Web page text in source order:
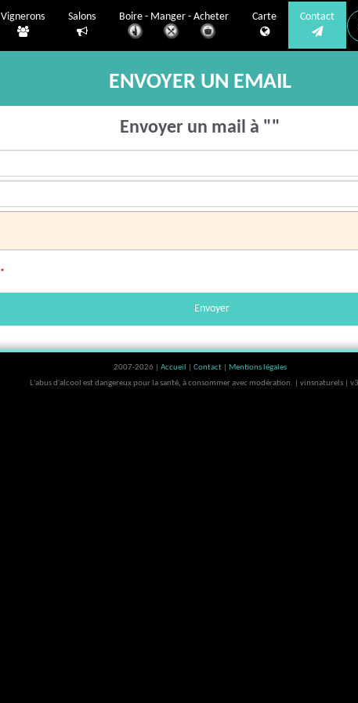
Vignerons Salons Boire - Manger - Acheter Carte Contact
ENVOYER UN EMAIL
Envoyer un mail à ""
*
Envoyer
2007-2026 | Accueil Contact
Mentions légales
L'abus d'alcool est dangereux pour la santé, à consommer avec modération. | vinsnaturels |